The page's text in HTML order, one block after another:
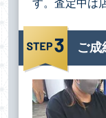
す。査定中は
ご成